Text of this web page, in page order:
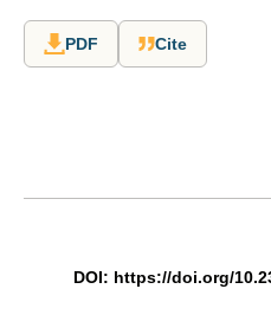
PDF Cite
DOI: https://doi.org/